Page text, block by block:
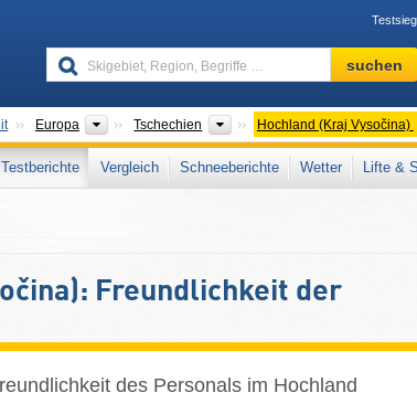
Skigebiet,
Region,
…
suchen
Europa Kontinente
Tschechien LänderHochland (Kraj Vysočina)
Vergleich Schneeberichte Wetter Lifte &
Freundlichkeit der
des Personals im Hochland